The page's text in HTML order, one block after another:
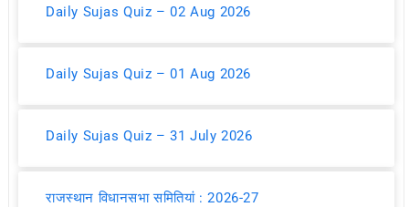
Daily Sujas Quiz – 02 Aug 2026
Daily Sujas Quiz – 01 Aug 2026
Daily Sujas Quiz – 31 July 2026
राजस्थान विधानसभा समितियां : 2026-27